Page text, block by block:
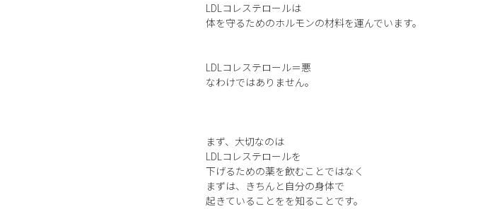
LDLコレステロールは
体を守るためのホルモンの材料を運んでいます。
LDLコレステロール＝悪
なわけではありません。
まず、大切なのは
LDLコレステロールを
下げるための薬を飲むことではなく
まずは、きちんと自分の身体で
起きていることをを知ることです。